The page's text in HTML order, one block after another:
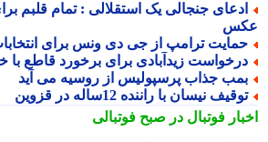
جنجالی یک استقلالی : تمام قلبم
ترامپ از جی دی ونس برای انتخابات 2028
زیدآبادی برای برخورد قاطع با
جذاب پرسپولیس از روسیه می آید
نیسان با راننده 12ساله در قزوین
فوتبال در صبح فوتبالی